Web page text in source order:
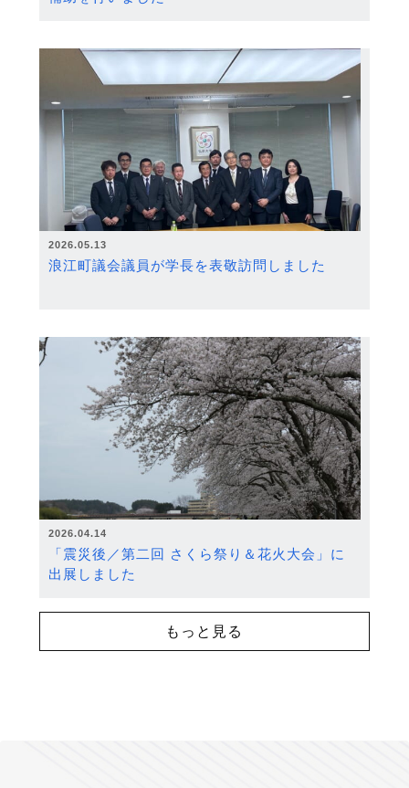
2026.05.13
浪江町議会議員が学長を表敬訪問しました
2026.04.14
「震災後／第二回 さくら祭り＆花火大会」に
出展しました
もっと見る